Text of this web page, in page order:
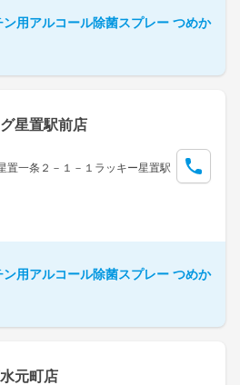
用アルコール除菌スプレー つめか
星置駅前店
置一条２－１－１ラッキー星置駅
用アルコール除菌スプレー つめか
元町店